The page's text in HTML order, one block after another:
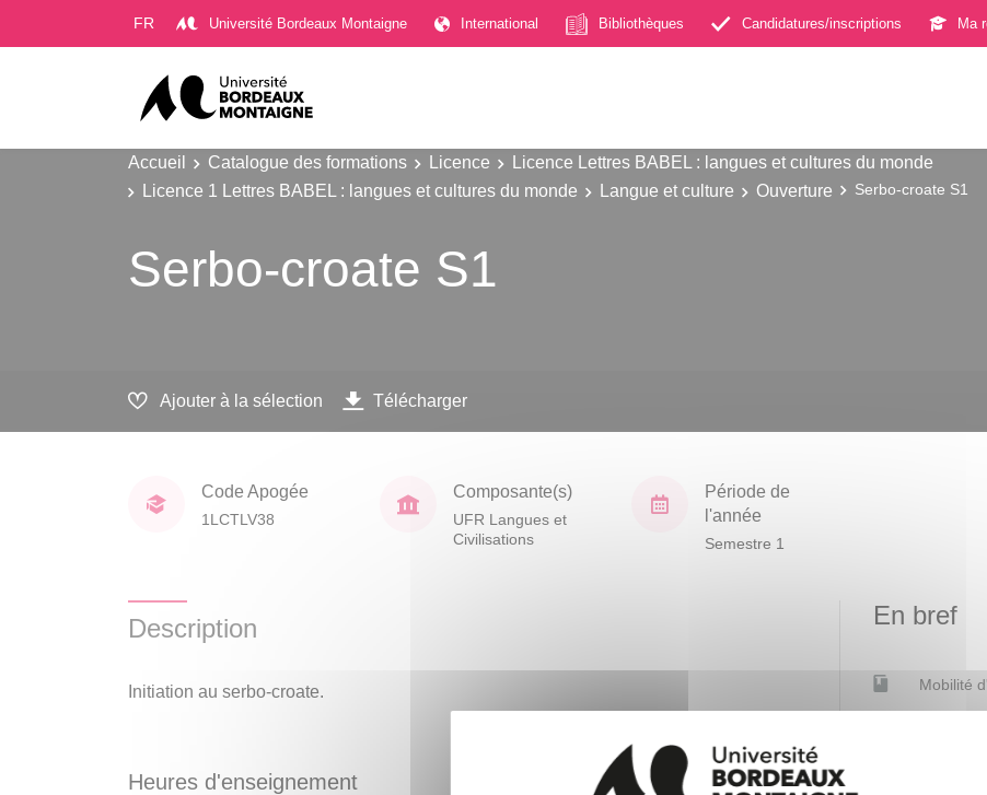
FR Université Bordeaux Montaigne International Bibliothèques Candidatures/inscriptions Ma
Accueil Catalogue des formations Licence
Licence Lettres BABEL : langues et cultures du monde
Licence 1 Lettres BABEL : langues et cultures du monde
Langue et culture Ouverture Serbo-croate S1
Serbo-croate S1
Ajouter à la sélection Télécharger
Code Apogée
1LCTLV38
Composante(s)
UFR Langues et
Civilisations
Période de
l'année
Semestre 1
Description
Initiation au serbo-croate.
Heures d'enseignement
En bref
Mobilité